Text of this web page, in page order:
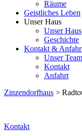
Räume
Geistliches Leben
Unser Haus
Unser Haus
Geschichte
Kontakt &
Unser Team
Kontakt
Anfahrt
Zinzendorfhaus >
Kontakt